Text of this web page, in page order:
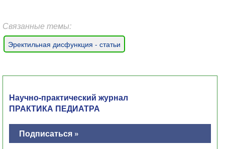
Связанные темы:
Эректильная дисфункция - статьи
Научно-практический журнал
ПРАКТИКА ПЕДИАТРА
Подписаться »